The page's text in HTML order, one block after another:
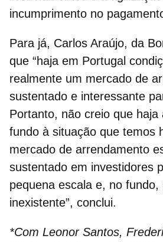
incumprimento no
Para já, Carlos Araújo, da
que “haja em Portugal
realmente um mercado de
sustentado e interessante
Portanto, não creio que haja
fundo à situação que temos
mercado de arrendamento
sustentado em investidores
pequena escala e, no
inexistente”, conclui.
*Com Leonor Santos,